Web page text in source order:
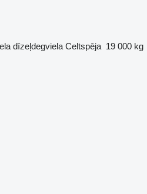
dīzeļdegviela Celtspēja 19 000 kg